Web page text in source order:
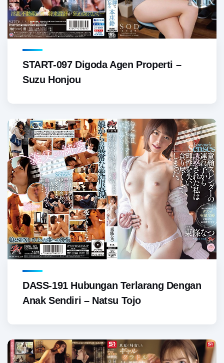
START-097 Digoda Agen Properti –
Suzu Honjou
DASS-191 Hubungan Terlarang Dengan
Anak Sendiri – Natsu Tojo